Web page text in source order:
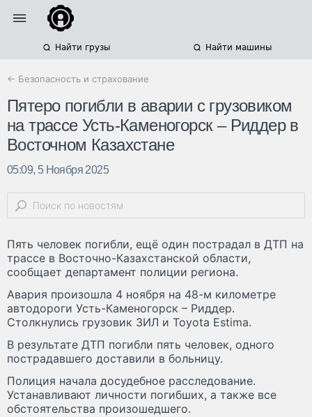
Найти грузы Найти машины
← Безопасность и страхование
Пятеро погибли в аварии с грузовиком
на трассе Усть-Каменогорск – Риддер в
Восточном Казахстане
05:09, 5 Ноября 2025
Пять человек погибли, ещё один пострадал в ДТП на
трассе в Восточно-Казахстанской области,
сообщает департамент полиции региона.
Авария произошла 4 ноября на 48-м километре
автодороги Усть-Каменогорск – Риддер.
Столкнулись грузовик ЗИЛ и Toyota Estima.
В результате ДТП погибли пять человек, одного
пострадавшего доставили в больницу.
Полиция начала досудебное расследование.
Устанавливают личности погибших, а также все
обстоятельства произошедшего.